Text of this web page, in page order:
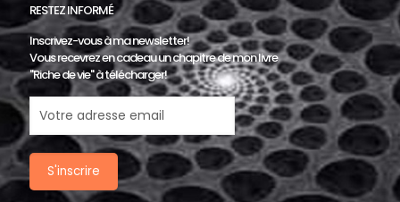
RESTEZ INFORMÉ
Inscrivez-vous à ma newsletter!
Vous recevrez en cadeau un chapitre de mon livre
"Riche de vie" à télécharger!